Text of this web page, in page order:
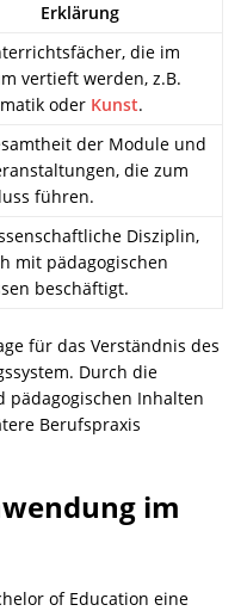
Erklärung
die im
vertieft werden, z.B.
oder Kunst.
der Module und
die zum
führen.
Disziplin,
mit pädagogischen
beschäftigt.
für das Verständnis des
Durch die
pädagogischen Inhalten
Berufspraxis
im
of Education eine